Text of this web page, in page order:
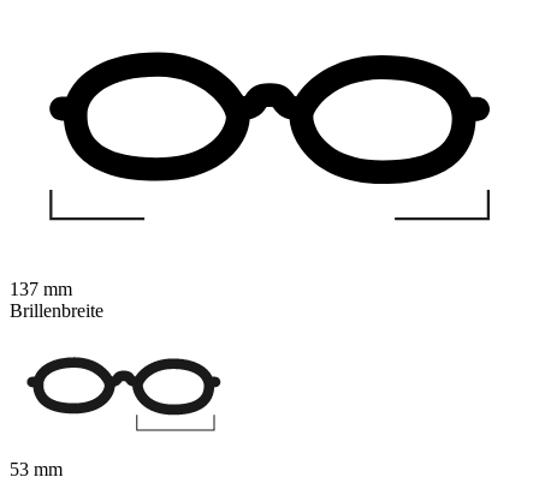
137 mm
Brillenbreite
53 mm